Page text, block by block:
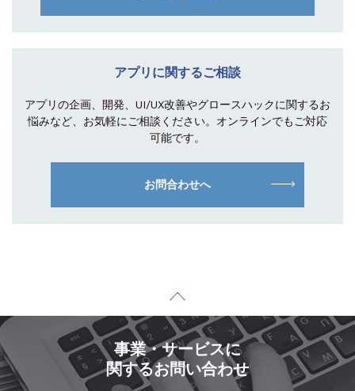
アプリに関するご相談
アプリの企画、開発、UI/UX改善やグロースハックに関するお
悩みなど、お気軽にご相談 ください。オンラインでもご対応
可能です。
お問合わせへ
事業・サービスに
関するお問い合わせ